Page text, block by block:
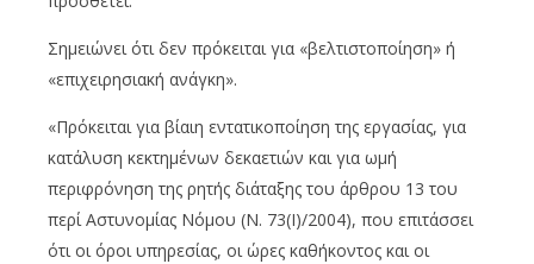
Σημειώνει ότι δεν πρόκειται για «βελτιστοποίηση» ή
«επιχειρησιακή ανάγκη».
«Πρόκειται για βίαιη εντατικοποίηση της εργασίας, για
κατάλυση κεκτημένων δεκαετιών και για ωμή
περιφρόνηση της ρητής διάταξης του άρθρου 13 του
περί Αστυνομίας Νόμου (Ν. 73(Ι)/2004), που επιτάσσει
ότι οι όροι υπηρεσίας, οι ώρες καθήκοντος και οι